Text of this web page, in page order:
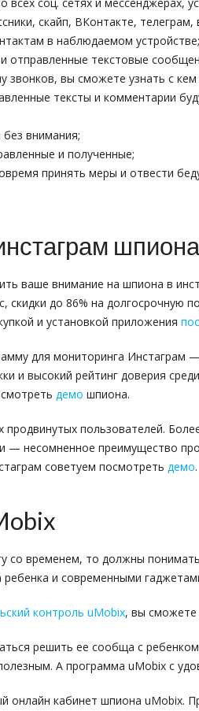
скайп, ВКонтакте, телеграм,
в наблюдаемом устройстве;
отправленные текстовые
звонков, вы сможете узнать с
тексты и комментарии
внимания;
и полученные;
принять меры и отвести
ваше внимание на шпиона в
скидки до 86% на долгосрочную
и установкой приложения
для мониторинга Инстаграм —
и высокий рейтинг доверия
демо шпиона.
пользователей.
— несомненное преимущество
советуем посмотреть демо.
со временем, то должны
и современными
контроль uMobix, вы сможете
решить ее сообща с
А программа uMobix с
онлайн кабинет шпиона uMobix.